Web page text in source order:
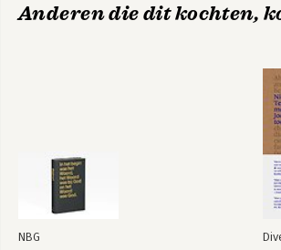
Anderen die dit kochten,
NBG